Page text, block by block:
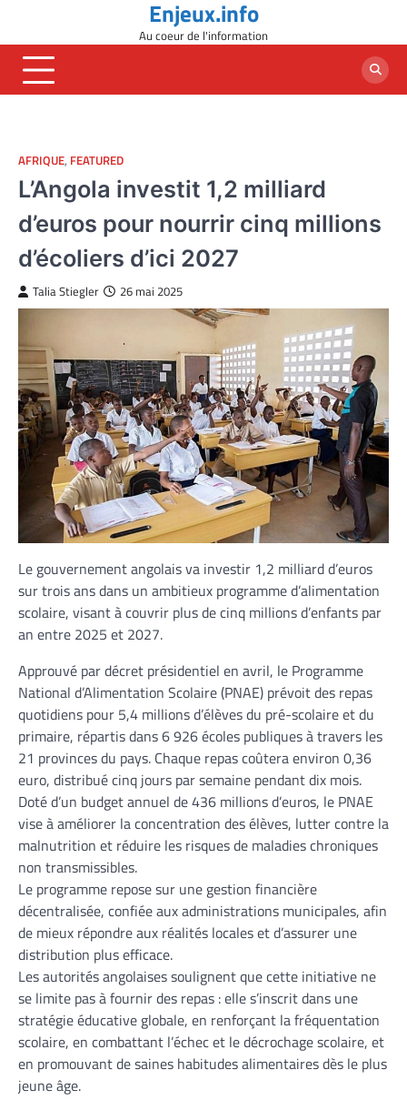
content
Enjeux.info
Au coeur de l'information
AFRIQUE, FEATURED
L’Angola investit 1,2 milliard
d’euros pour nourrir cinq millions
d’écoliers d’ici 2027
Talia Stiegler 26 mai 2025
Le gouvernement angolais va investir 1,2 milliard d’euros
sur trois ans dans un ambitieux programme d’alimentation
scolaire, visant à couvrir plus de cinq millions d’enfants par
an entre 2025 et 2027.
Approuvé par décret présidentiel en avril, le Programme
National d’Alimentation Scolaire (PNAE) prévoit des repas
quotidiens pour 5,4 millions d’élèves du pré-scolaire et du
primaire, répartis dans 6 926 écoles publiques à travers les
21 provinces du pays. Chaque repas coûtera environ 0,36
euro, distribué cinq jours par semaine pendant dix mois.
Doté d’un budget annuel de 436 millions d’euros, le PNAE
vise à améliorer la concentration des élèves, lutter contre la
malnutrition et réduire les risques de maladies chroniques
non transmissibles.
Le programme repose sur une gestion financière
décentralisée, confiée aux administrations municipales, afin
de mieux répondre aux réalités locales et d’assurer une
distribution plus efficace.
Les autorités angolaises soulignent que cette initiative ne
se limite pas à fournir des repas : elle s’inscrit dans une
stratégie éducative globale, en renforçant la fréquentation
scolaire, en combattant l’échec et le décrochage scolaire, et
en promouvant de saines habitudes alimentaires dès le plus
jeune âge.